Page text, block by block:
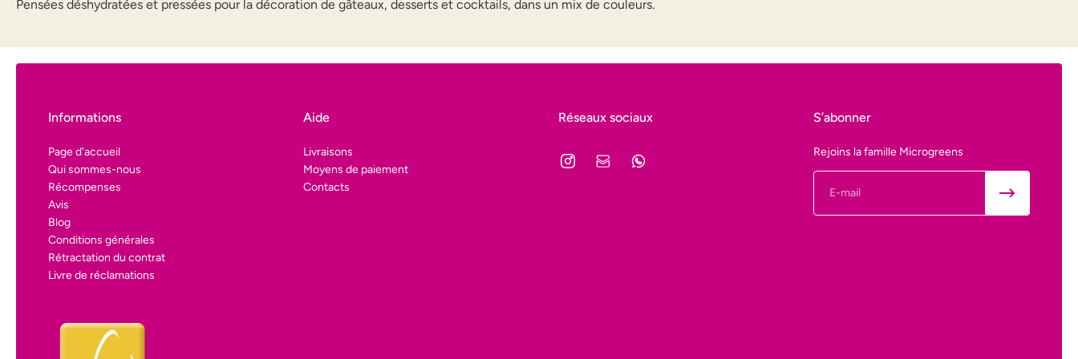
Pensées déshydratées et pressées pour la décoration de gâteaux, desserts et cocktails, dans un mix de couleurs.
Informations
Page d'accueil
Qui sommes-nous
Récompenses
Avis
Blog
Conditions générales
Rétractation du contrat
Livre de réclamations
Aide
Livraisons
Moyens de paiement
Contacts
Réseaux sociaux S’abonner
Rejoins la famille Microgreens